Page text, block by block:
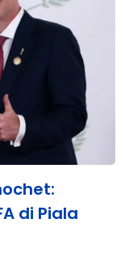
di Piala